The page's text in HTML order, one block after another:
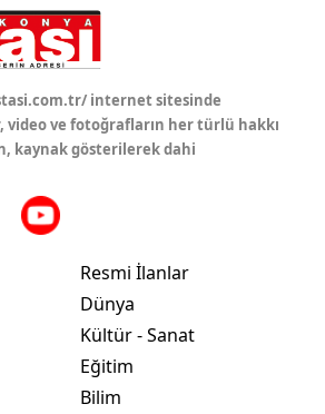
internet sitesinde
video ve fotoğrafların her türlü hakkı
kaynak gösterilerek dahi
Resmi İlanlar
Dünya
Kültür - Sanat
Eğitim
Bilim